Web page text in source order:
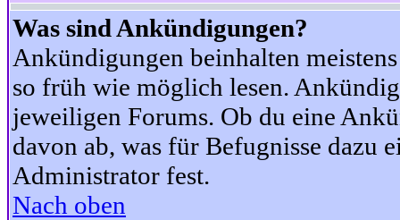
Was sind Ankündigungen?
Ankündigungen beinhalten
so früh wie möglich lesen.
jeweiligen Forums. Ob du eine
davon ab, was für Befugnisse dazu
Administrator fest.
Nach oben